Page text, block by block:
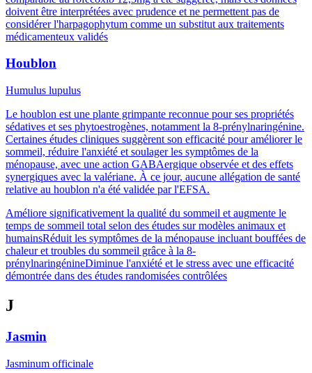
doivent être interprétées avec prudence et ne permettent pas de
considérer l'harpagophytum comme un substitut aux traitements
médicamenteux validés
Houblon
Humulus lupulus
Le houblon est une plante grimpante reconnue pour ses propriétés
sédatives et ses phytoestrogènes, notamment la 8-prénylnaringénine.
Certaines études cliniques suggèrent son efficacité pour améliorer le
sommeil, réduire l'anxiété et soulager les symptômes de la
ménopause, avec une action GABAergique observée et des effets
synergiques avec la valériane. À ce jour, aucune allégation de santé
relative au houblon n'a été validée par l'EFSA.
Améliore significativement la qualité du sommeil et augmente le
temps de sommeil total selon des études sur modèles animaux et
humainsRéduit les symptômes de la ménopause incluant bouffées de
chaleur et troubles du sommeil grâce à la 8-
prénylnaringénineDiminue l'anxiété et le stress avec une efficacité
démontrée dans des études randomisées contrôlées
J
Jasmin
Jasminum officinale